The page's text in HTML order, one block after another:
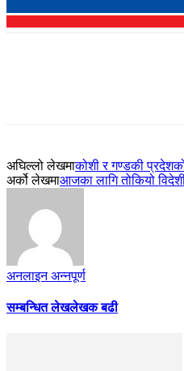
अघिल्लो लेखमाकोशी र गण्डकी
अर्को लेखमाआजका लागि तोकियो
अनलाइन अन्नपूर्ण
सम्बन्धित लेखलेखक बढी